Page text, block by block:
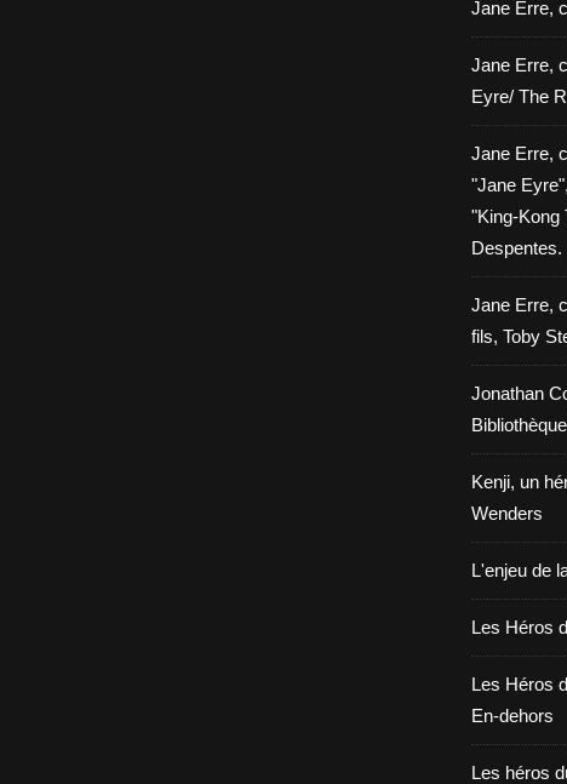
Jane Erre,
Jane Erre,
Eyre/ The
Jane Erre,
"Jane
"King-Kong
Despentes.
Jane Erre,
fils, Toby
Jonathan
Kenji, un
Wenders
L'enjeu de
Les Héros
Les Héros
En-dehors
Les héros